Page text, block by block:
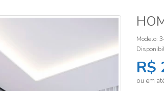
Modelo:
R$
ou em